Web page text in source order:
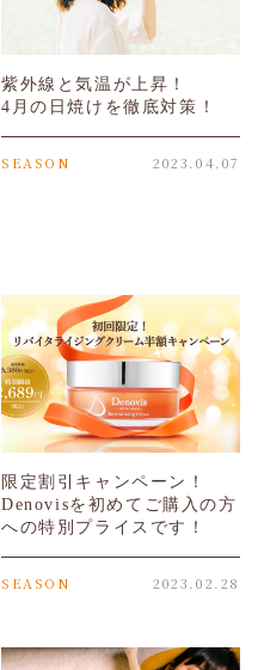
紫外線と気温が上昇！
4月の日焼けを徹底対策！
SEASON 2023.04.07
限定割引キャンペーン！
Denovisを初めてご購入の方
への特別プライスです！
SEASON 2023.02.28